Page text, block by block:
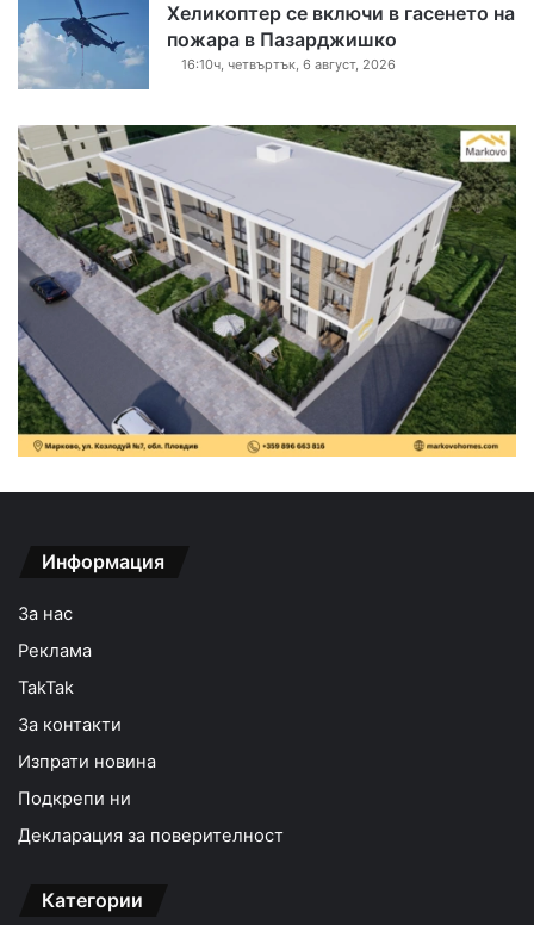
Хеликоптер се включи в гасенето на
пожара в Пазарджишко
16:10ч, четвъртък, 6 август, 2026
Информация
За нас
Реклама
TakTak
За контакти
Изпрати новина
Подкрепи ни
Декларация за поверителност
Категории